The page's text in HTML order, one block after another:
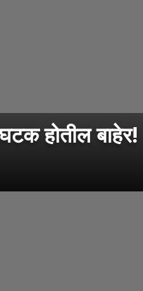
होतील बाहेर!